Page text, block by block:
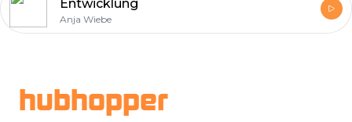
Entwicklung
Anja Wiebe
hubhopper